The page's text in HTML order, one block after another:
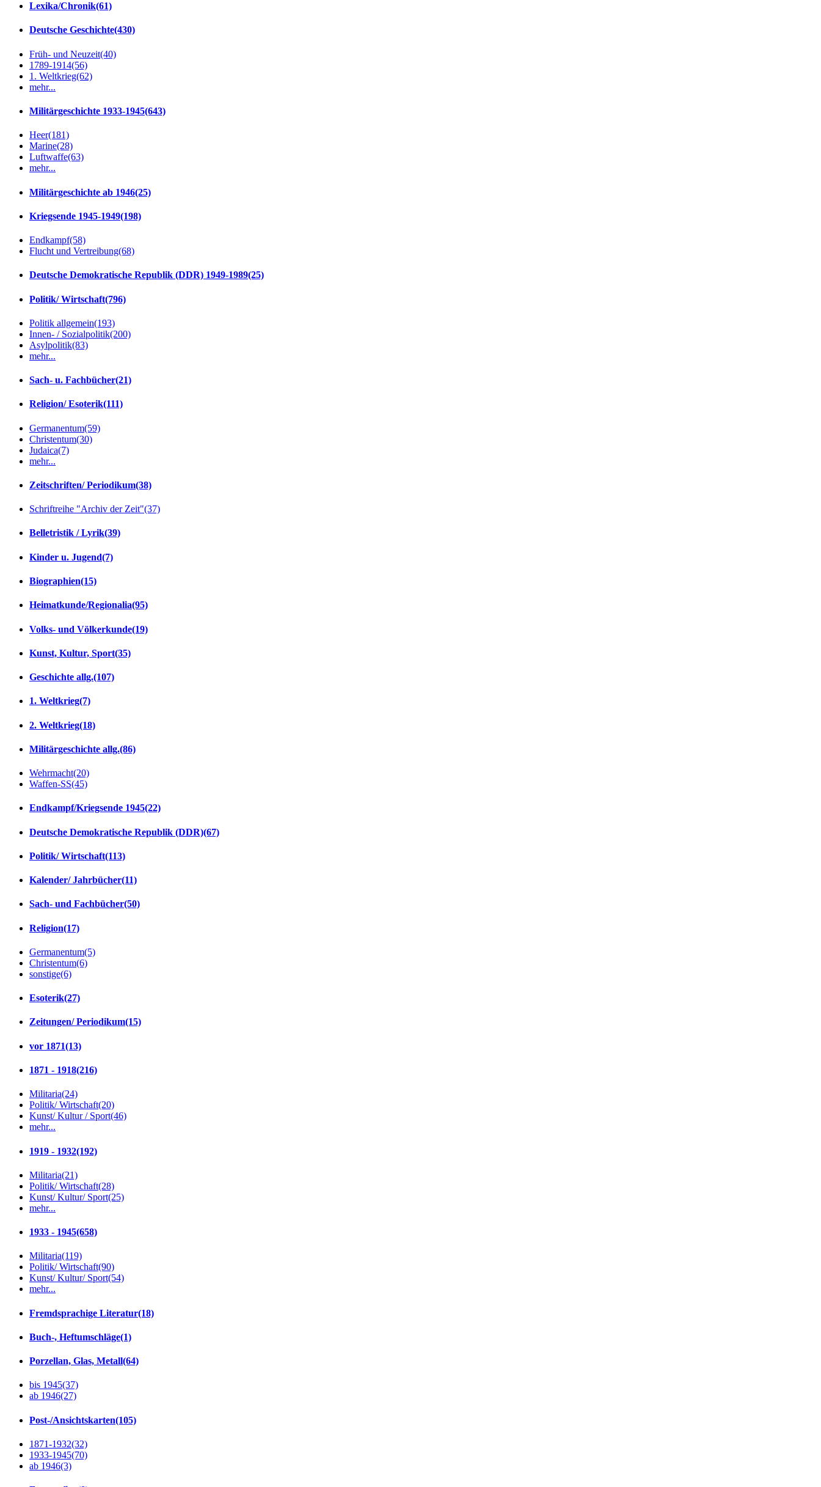
Lexika/Chronik(61)
Deutsche Geschichte(430)
Früh- und Neuzeit(40)
1789-1914(56)
1. Weltkrieg(62)
mehr...
Militärgeschichte 1933-1945(643)
Heer(181)
Marine(28)
Luftwaffe(63)
mehr...
Militärgeschichte ab 1946(25)
Kriegsende 1945-1949(198)
Endkampf(58)
Flucht und Vertreibung(68)
Deutsche Demokratische Republik (DDR) 1949-1989(25)
Politik/ Wirtschaft(796)
Politik allgemein(193)
Innen- / Sozialpolitik(200)
Asylpolitik(83)
mehr...
Sach- u. Fachbücher(21)
Religion/ Esoterik(111)
Germanentum(59)
Christentum(30)
Judaica(7)
mehr...
Zeitschriften/ Periodikum(38)
Schriftreihe "Archiv der Zeit"(37)
Belletristik / Lyrik(39)
Kinder u. Jugend(7)
Biographien(15)
Heimatkunde/Regionalia(95)
Volks- und Völkerkunde(19)
Kunst, Kultur, Sport(35)
Geschichte allg.(107)
1. Weltkrieg(7)
2. Weltkrieg(18)
Militärgeschichte allg.(86)
Wehrmacht(20)
Waffen-SS(45)
Endkampf/Kriegsende 1945(22)
Deutsche Demokratische Republik (DDR)(67)
Politik/ Wirtschaft(113)
Kalender/ Jahrbücher(11)
Sach- und Fachbücher(50)
Religion(17)
Germanentum(5)
Christentum(6)
sonstige(6)
Esoterik(27)
Zeitungen/ Periodikum(15)
vor 1871(13)
1871 - 1918(216)
Militaria(24)
Politik/ Wirtschaft(20)
Kunst/ Kultur / Sport(46)
mehr...
1919 - 1932(192)
Militaria(21)
Politik/ Wirtschaft(28)
Kunst/ Kultur/ Sport(25)
mehr...
1933 - 1945(658)
Militaria(119)
Politik/ Wirtschaft(90)
Kunst/ Kultur/ Sport(54)
mehr...
Fremdsprachige Literatur(18)
Buch-, Heftumschläge(1)
Porzellan, Glas, Metall(64)
bis 1945(37)
ab 1946(27)
Post-/Ansichtskarten(105)
1871-1932(32)
1933-1945(70)
ab 1946(3)